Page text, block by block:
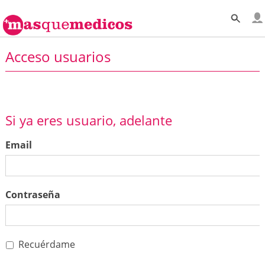
Acceso usuarios
Si ya eres usuario, adelante
Email
Contraseña
Recuérdame